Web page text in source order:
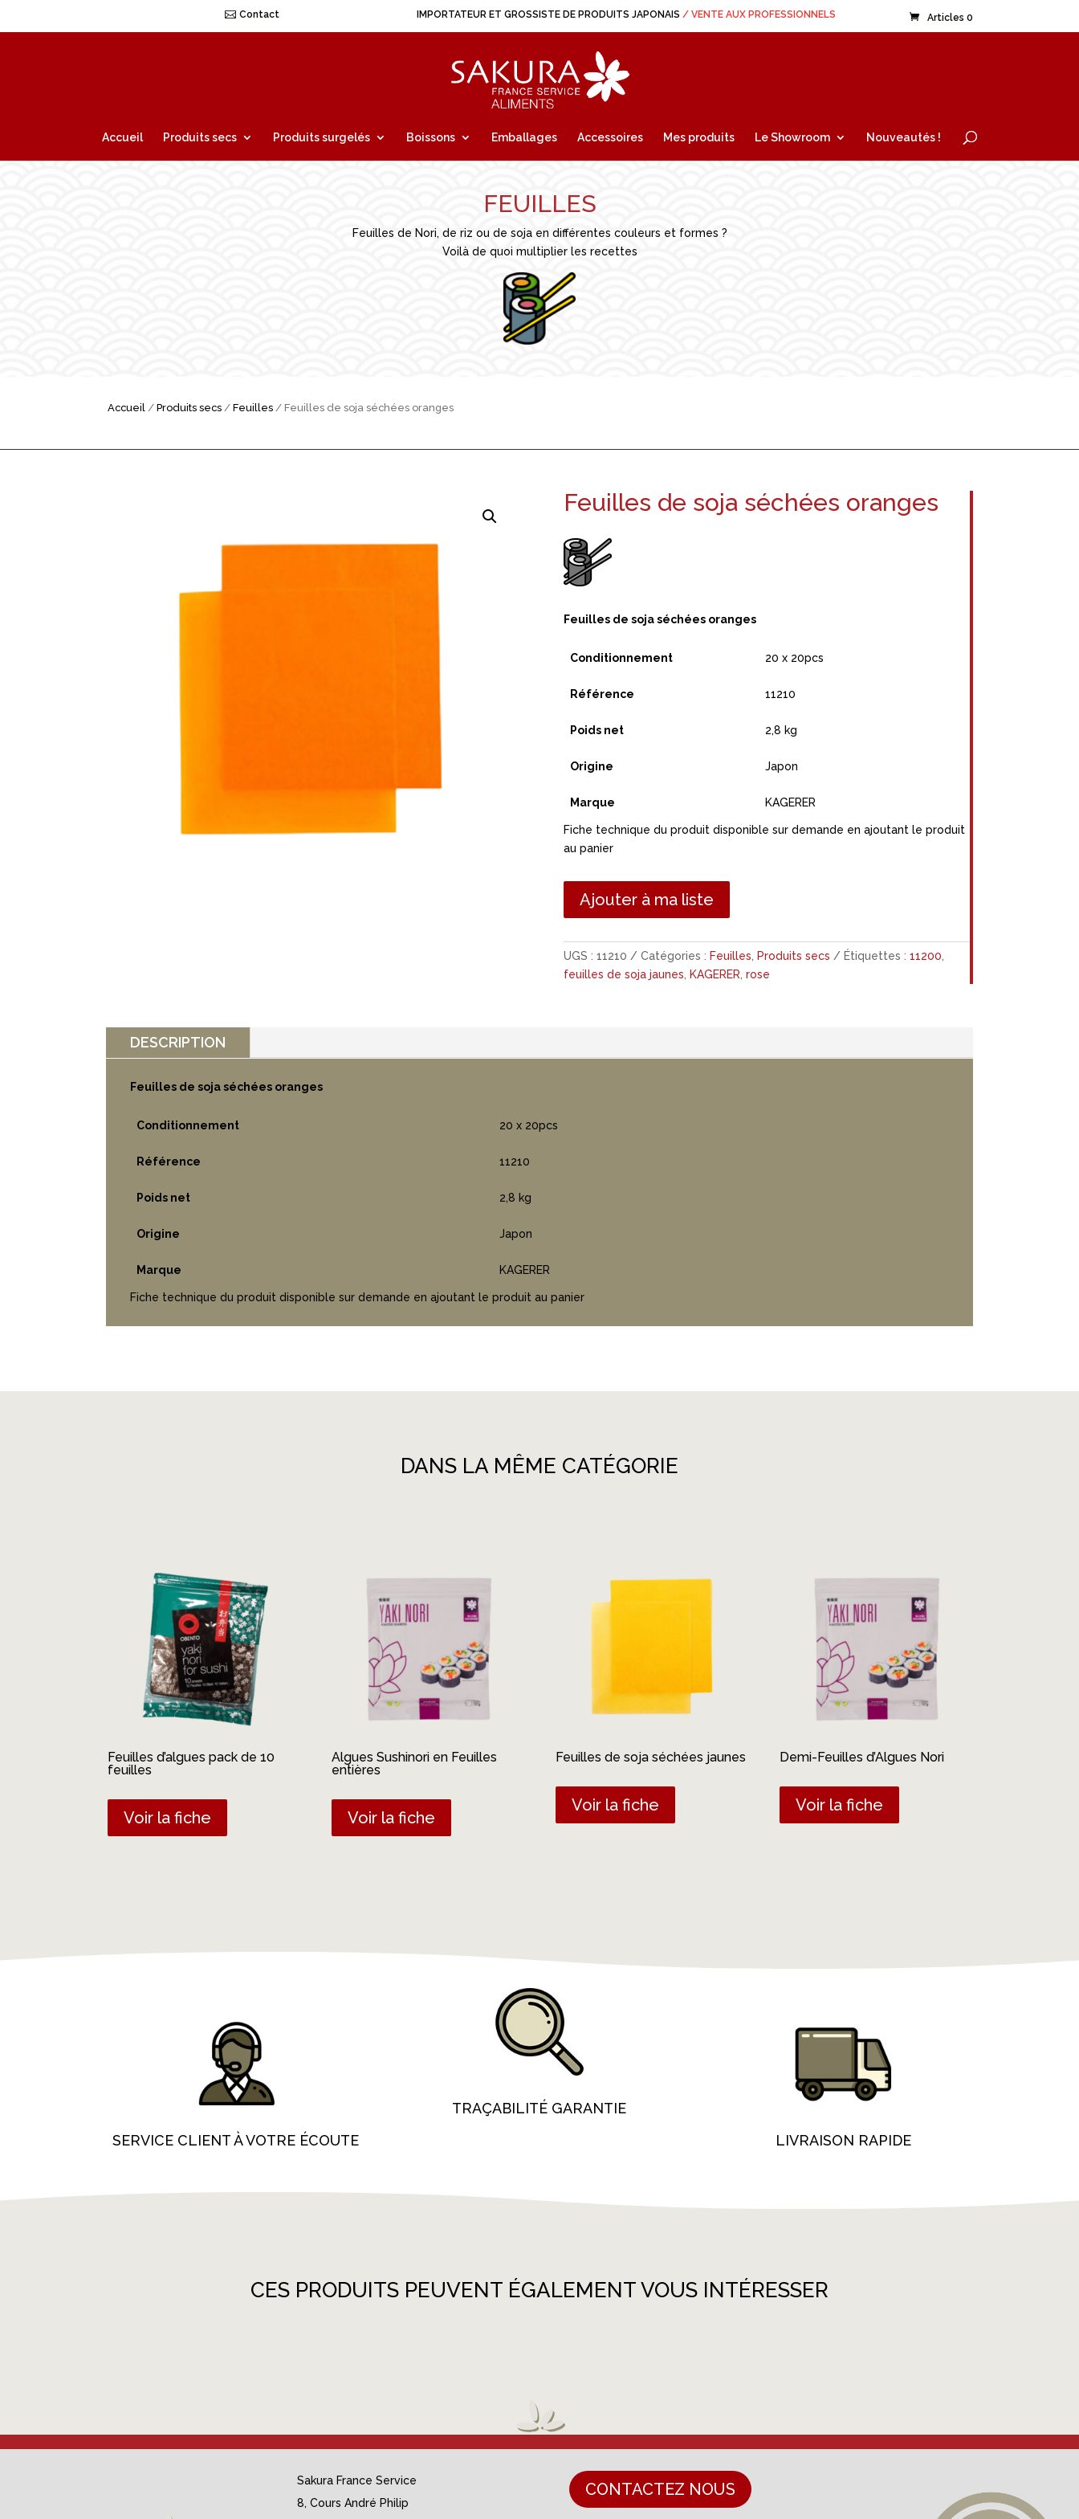
IMPORTATEUR ET GROSSISTE DE PRODUITS JAPONAIS / VENTE AUX PROFESSIONNELS
Contact Articles 0
Accueil Produits secs Produits surgelés Boissons Emballages Accessoires Mes produits Le Showroom Nouveautés !
FEUILLES
Feuilles de Nori, de riz ou de soja en différentes couleurs et formes ?
Voilà de quoi multiplier les recettes
Accueil /Produits secs /Feuilles / Feuilles de soja séchées oranges
Feuilles de soja séchées oranges
Feuilles de soja séchées oranges
Conditionnement 20 x 20pcs
Référence 11210
Poids net 2,8 kg
Origine Japon
Marque KAGERER
Fiche technique du produit disponible sur demande en ajoutant le produit
au panier
Ajouter à ma liste
UGS : 11210 Catégories : Feuilles, Produits secs Étiquettes : 11200,
feuilles de soja jaunes, KAGERER, rose
DESCRIPTION
Feuilles de soja séchées oranges
Conditionnement 20 x 20pcs
Référence 11210
Poids net 2,8 kg
Origine Japon
Marque KAGERER
Fiche technique du produit disponible sur demande en ajoutant le produit au panier
DANS LA MÊME CATÉGORIE
Feuilles d’algues pack de 10
feuilles
Voir la fiche
Algues Sushinori en Feuilles
entières
Voir la fiche
Feuilles de soja séchées jaunes
Voir la fiche
Demi-Feuilles d’Algues Nori
Voir la fiche
SERVICE CLIENT À VOTRE ÉCOUTE
TRAÇABILITÉ GARANTIE
LIVRAISON RAPIDE
CES PRODUITS PEUVENT ÉGALEMENT VOUS INTÉRESSER
Sakura France Service
8, Cours André Philip
CONTACTEZ NOUS